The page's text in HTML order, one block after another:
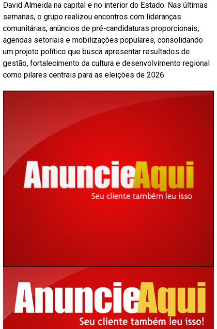
David Almeida na capital e no interior do Estado. Nas últimas
semanas, o grupo realizou encontros com lideranças
comunitárias, anúncios de pré-candidaturas proporcionais,
agendas setoriais e mobilizações populares, consolidando
um projeto político que busca apresentar resultados de
gestão, fortalecimento da cultura e desenvolvimento regional
como pilares centrais para as eleições de 2026.